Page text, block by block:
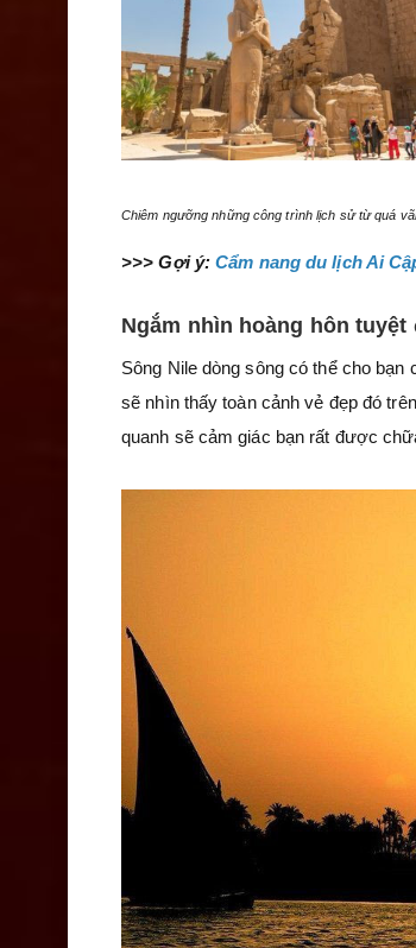
Chiêm ngưỡng những công trình lịch sử từ quá
>>> Gợi ý: Cẩm nang du lịch Ai
Ngắm nhìn hoàng hôn tuyệt
Sông Nile dòng sông có thể cho
sẽ nhìn thấy toàn cảnh vẻ đẹp đó
quanh sẽ cảm giác bạn rất được